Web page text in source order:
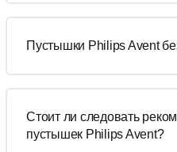
Пустышки Philips Avent
Стоит ли следовать
пустышек Philips Avent?